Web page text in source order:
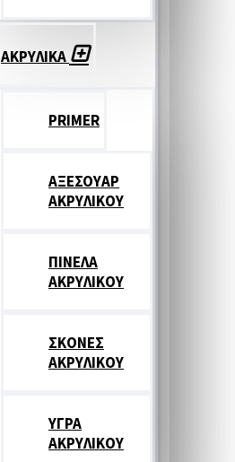
ΑΚΡΥΛΙΚΑ
PRIMER
ΑΞΕΣΟΥΑΡ
ΑΚΡΥΛΙΚΟΥ
ΠΙΝΕΛΑ
ΑΚΡΥΛΙΚΟΥ
ΣΚΟΝΕΣ
ΑΚΡΥΛΙΚΟΥ
ΥΓΡΑ
ΑΚΡΥΛΙΚΟΥ